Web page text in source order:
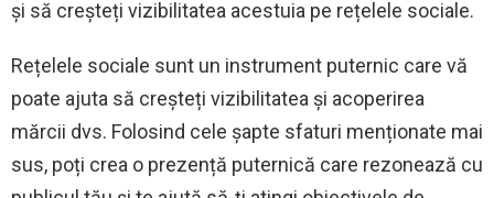
și să creșteți vizibilitatea acestuia pe rețelele sociale.
Rețelele sociale sunt un instrument puternic care vă
poate ajuta să creșteți vizibilitatea și acoperirea
mărcii dvs. Folosind cele șapte sfaturi menționate mai
sus, poți crea o prezență puternică care rezonează cu